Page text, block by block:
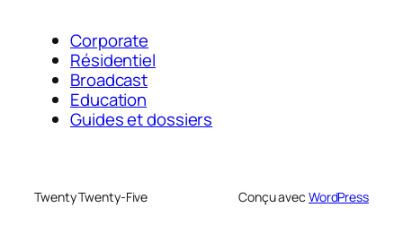
Corporate
Résidentiel
Broadcast
Education
Guides et dossiers
Twenty Twenty-Five Conçu avec WordPress